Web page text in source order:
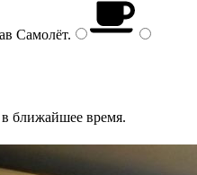
Самолёт.
ближайшее время.